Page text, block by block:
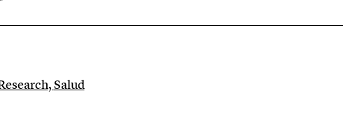
,Salud